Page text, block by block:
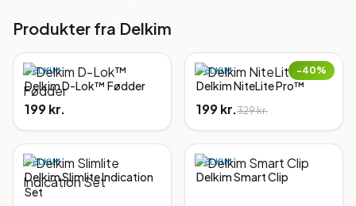
Produkter fra Delkim
DELKIM
Delkim D-Lok™ Fødder
199 kr.
−40%
DELKIM
Delkim NiteLite Pro™
199 kr.329 kr.
DELKIM
Delkim Slimlite Indication
Set
DELKIM
Delkim Smart Clip